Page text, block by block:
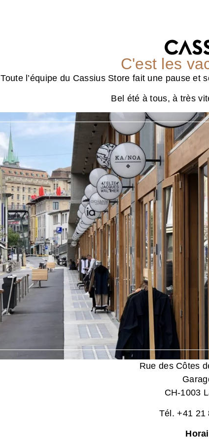
C'est les
Toute l’équipe du Cassius Store fait une pause et
Bel été à tous, à très
Rue des Côtes
CH-1003
Tél. +41 21